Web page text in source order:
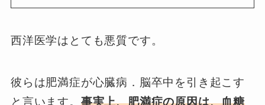
西洋医学はとても悪質です。
彼らは肥満症が心臓病．脳卒中を引き起こす
と言います。 事実上、肥満症の原因は、血糖